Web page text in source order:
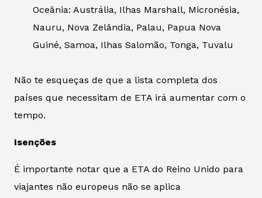
Oceânia: Austrália, Ilhas Marshall, Micronésia,
Nauru, Nova Zelândia, Palau, Papua Nova
Guiné, Samoa, Ilhas Salomão, Tonga, Tuvalu
Não te esqueças de que a lista completa dos
países que necessitam de ETA irá aumentar com o
tempo.
Isenções
É importante notar que a ETA do Reino Unido para
viajantes não europeus não se aplica